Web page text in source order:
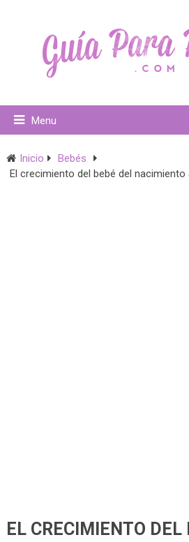
Menu
Inicio
Bebés
El crecimiento del bebé del
EL CRECIMIENTO DEL